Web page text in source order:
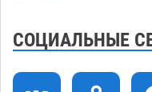
Завтра
17:09
Астраханский
СОЦИАЛЬНЫЕ